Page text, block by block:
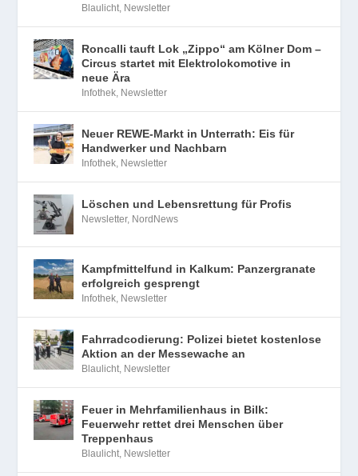
Blaulicht Newsletter
Roncalli tauft Lok „Zippo“ am Kölner Dom –
Circus startet mit Elektrolokomotive in
neue Ära
Infothek Newsletter
Neuer REWE-Markt in Unterrath: Eis für
Handwerker und Nachbarn
Infothek Newsletter
Löschen und Lebensrettung für Profis
Newsletter, NordNews
Kampfmittelfund in Kalkum: Panzergranate
erfolgreich gesprengt
Infothek Newsletter
Fahrradcodierung: Polizei bietet kostenlose
Aktion an der Messewache an
Blaulicht Newsletter
Feuer in Mehrfamilienhaus in Bilk:
Feuerwehr rettet drei Menschen über
Treppenhaus
Blaulicht Newsletter